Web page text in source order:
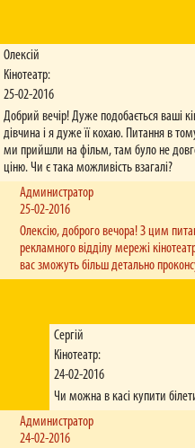
Олексій
Кінотеатр:
25-02-2016
Добрий вечір! Дуже подобається ваші
дівчина і я дуже її кохаю. Питання в
ми прийшли на фільм, там було не довге
ціню. Чи є така можливість взагалі?
Администратор
25-02-2016
Олексію, доброго вечора! З цим
рекламного відділу мережі
вас зможуть більш детально
Сергій
Кінотеатр:
24-02-2016
Чи можна в касі купити
Администратор
24-02-2016